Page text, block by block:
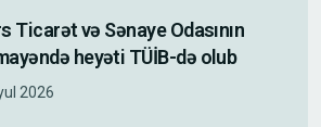
Ticarət və Sənaye Odasının
heyəti TÜİB-də olub
2026